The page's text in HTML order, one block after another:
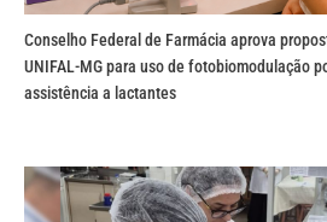
Conselho Federal de Farmácia aprova
UNIFAL-MG para uso de fotobiomodulação
assistência a lactantes